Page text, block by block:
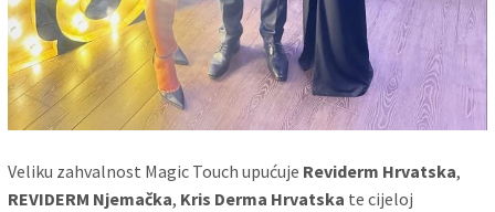
Veliku zahvalnost Magic Touch upućuje Reviderm Hrvatska,
REVIDERM Njemačka, Kris Derma Hrvatska te cijeloj